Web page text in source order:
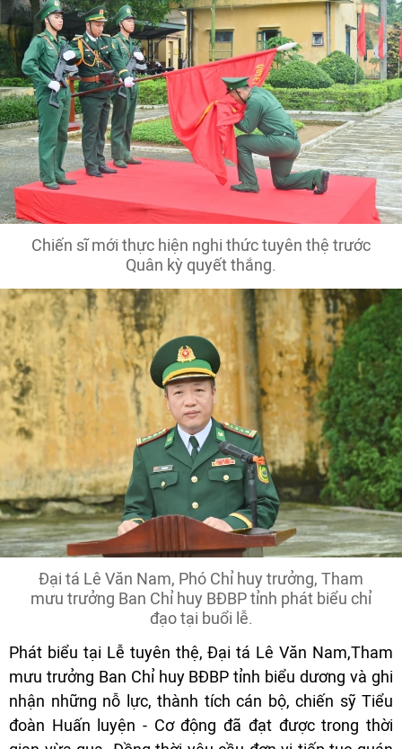
Chiến sĩ mới thực hiện nghi thức tuyên thệ trước
Quân kỳ quyết thắng.
Đại tá Lê Văn Nam, Phó Chỉ huy trưởng, Tham
mưu trưởng Ban Chỉ huy BĐBP tỉnh phát biểu chỉ
đạo tại buổi lễ.
Phát biểu tại Lễ tuyên thệ, Đại tá Lê Văn Nam,Tham
mưu trưởng Ban Chỉ huy BĐBP tỉnh biểu dương và ghi
nhận những nỗ lực, thành tích cán bộ, chiến sỹ Tiểu
đoàn Huấn luyện - Cơ động đã đạt được trong thời